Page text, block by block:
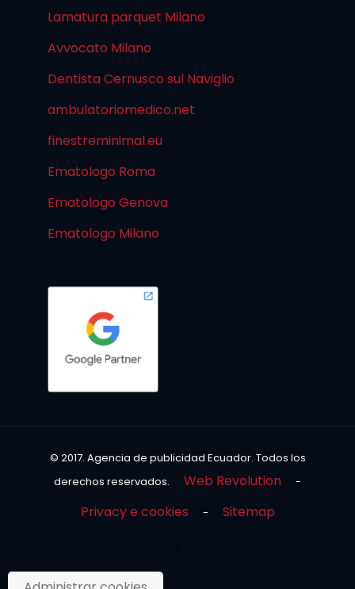
Lamatura parquet Milano
Avvocato Milano
Dentista Cernusco sul Naviglio
ambulatoriomedico.net
finestreminimal.eu
Ematologo Roma
Ematologo Genova
Ematologo Milano
© 2017. Agencia de publicidad Ecuador. Todos los
derechos reservados.
Web Revolution -
Privacy e cookies - Sitemap